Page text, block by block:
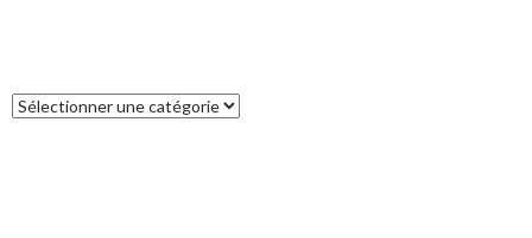
Catégories